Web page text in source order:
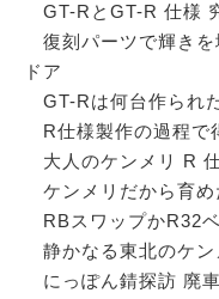
GT-RとGT-R 仕様
復刻パーツで輝きを
ドア
GT-Rは何台作られ
R仕様製作の過程で
大人のケンメリ R
ケンメリだから育め
RBスワップかR32
静かなる東北のケン
にっぽん錆探訪 廃